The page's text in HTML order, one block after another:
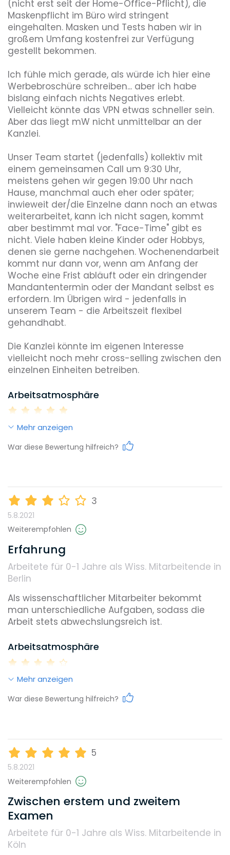
(nicht erst seit der Home-Office-Pflicht), die
Maskenpflicht im Büro wird stringent
eingehalten. Masken und Tests haben wir in
großem Umfang kostenfrei zur Verfügung
gestellt bekommen.
Ich fühle mich gerade, als würde ich hier eine
Werbebroschüre schreiben... aber ich habe
bislang einfach nichts Negatives erlebt.
Vielleicht könnte das VPN etwas schneller sein.
Aber das liegt mW nicht unmittelbar an der
Kanzlei.
Unser Team startet (jedenfalls) kollektiv mit
einem gemeinsamen Call um 9:30 Uhr,
meistens gehen wir gegen 19:00 Uhr nach
Hause, manchmal auch eher oder später;
inwieweit der/die Einzelne dann noch an etwas
weiterarbeitet, kann ich nicht sagen, kommt
aber bestimmt mal vor. "Face-Time" gibt es
nicht. Viele haben kleine Kinder oder Hobbys,
denen sie gerne nachgehen. Wochenendarbeit
kommt nur dann vor, wenn am Anfang der
Woche eine Frist abläuft oder ein dringender
Mandantentermin oder der Mandant selbst es
erfordern. Im Übrigen wird - jedenfalls in
unserem Team - die Arbeitszeit flexibel
gehandhabt.
Die Kanzlei könnte im eigenen Interesse
vielleicht noch mehr cross-selling zwischen den
einzelnen Einheiten betreiben.
Arbeitsatmosphäre
Gehalt
Weiterbildungsmöglichkeiten
Reputation
Diversity
Umweltbewusstsein
Benefits, die dieser Arbeitgeber bietet
Coaching
In-House Sportangebote
Networking-Events
Mehr anzeigen
War diese Bewertung hilfreich?
3
5.8.2021
Weiterempfohlen
Erfahrung
Arbeitete für 0-1 Jahre als Wiss. Mitarbeitende in
Berlin
Als wissenschaftlicher Mitarbeiter bekommt
man unterschiedliche Aufgaben, sodass die
Arbeit stets abwechslungsreich ist.
Arbeitsatmosphäre
Gehalt
Weiterbildungsmöglichkeiten
Mehr anzeigen
War diese Bewertung hilfreich?
5
5.8.2021
Weiterempfohlen
Zwischen erstem und zweitem
Examen
Arbeitete für 0-1 Jahre als Wiss. Mitarbeitende in
Köln